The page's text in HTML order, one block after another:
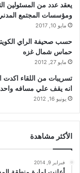
يعقد عدد من المسئولين
ومؤسسات المجتمع
مايو 10, 2017
حسب صحيفة الراي
حماس شمال غزه
مايو 27, 2012
تسريبات من اللقاء
انه يقف علي مسافه
يونيو 16, 2012
الأكثر مشاهدة
فبراير 9, 2014